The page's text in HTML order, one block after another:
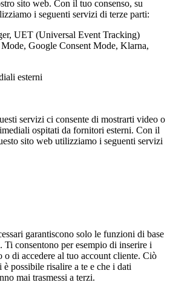
sito web. Con il tuo consenso, su
i seguenti servizi di terze parti:
UET (Universal Event Tracking)
Google Consent Mode, Klarna,
esterni
servizi ci consente di mostrarti video o
ospitati da fornitori esterni. Con il
sito web utilizziamo i seguenti servizi
garantiscono solo le funzioni di base
Ti consentono per esempio di inserire i
o di accedere al tuo account cliente. Ciò
possibile risalire a te e che i dati
mai trasmessi a terzi.